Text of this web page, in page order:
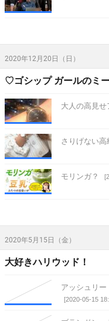
2020年12月20日（日）
大人の高見せ
さりげない高
モリンガ？
2020年5月15日（金）
大好きハリウッド！
アッシュリ
[2020-05-15